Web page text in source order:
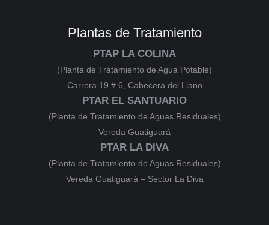
Plantas de Tratamiento
PTAP LA COLINA
(Planta de Tratamiento de Agua Potable)
Carrera 19 # 6, Cabecera del Llano
PTAR EL SANTUARIO
(Planta de Tratamiento de Aguas Residuales)
Vereda Guatiguará
PTAR LA DIVA
(Planta de Tratamiento de Aguas Residuales)
Vereda Guatiguará – Sector La Diva